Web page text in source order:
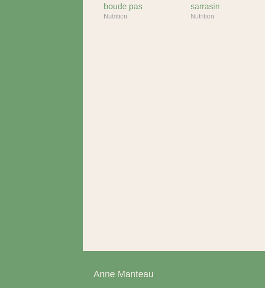
boude pas
Nutrition
sarrasin
Nutrition
Anne Manteau